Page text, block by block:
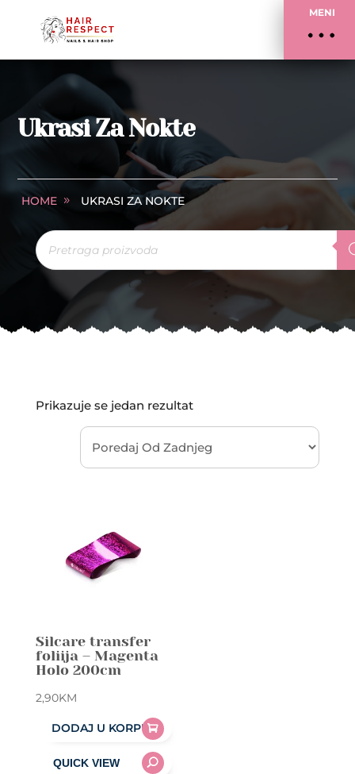
MENI
Ukrasi Za Nokte
HOME UKRASI ZA NOKTE
Products
search
Prikazuje se jedan rezultat
Silcare transfer
foliija – Magenta
Holo 200cm
2,90KM
DODAJ U KORPU